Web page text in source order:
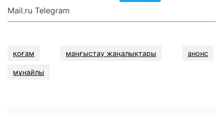
Mail.ru Telegram
қоғам маңғыстау жаңалықтары анонс
мұнайлы